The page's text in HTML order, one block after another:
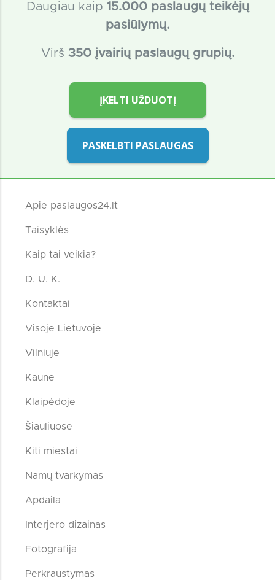
Daugiau kaip 15.000 paslaugų teikėjų
pasiūlymų.
Virš 350 įvairių paslaugų grupių.
ĮKELTI UŽDUOTĮ
PASKELBTI PASLAUGAS
Apie paslaugos24.lt
Taisyklės
Kaip tai veikia?
D. U. K.
Kontaktai
Visoje Lietuvoje
Vilniuje
Kaune
Klaipėdoje
Šiauliuose
Kiti miestai
Namų tvarkymas
Apdaila
Interjero dizainas
Fotografija
Perkraustymas